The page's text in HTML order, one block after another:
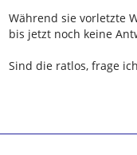
Während sie vorletzte
bis jetzt noch keine
Sind die ratlos, frage